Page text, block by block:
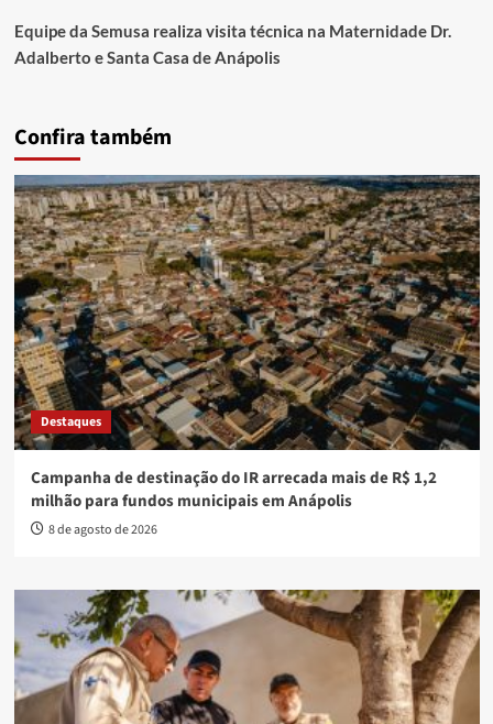
Equipe da Semusa realiza visita técnica na Maternidade Dr.
Adalberto e Santa Casa de Anápolis
Confira também
Destaques
Campanha de destinação do IR arrecada mais de R$ 1,2
milhão para fundos municipais em Anápolis
8 de agosto de 2026